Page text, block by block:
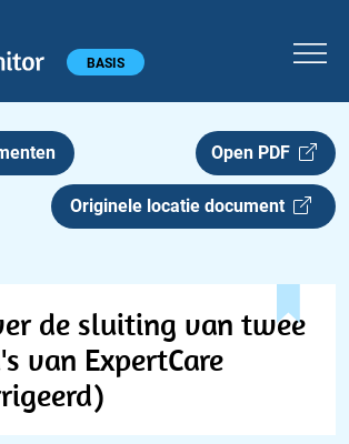
BASIS
Open PDF
Originele locatie document
de sluiting van twee
van ExpertCare